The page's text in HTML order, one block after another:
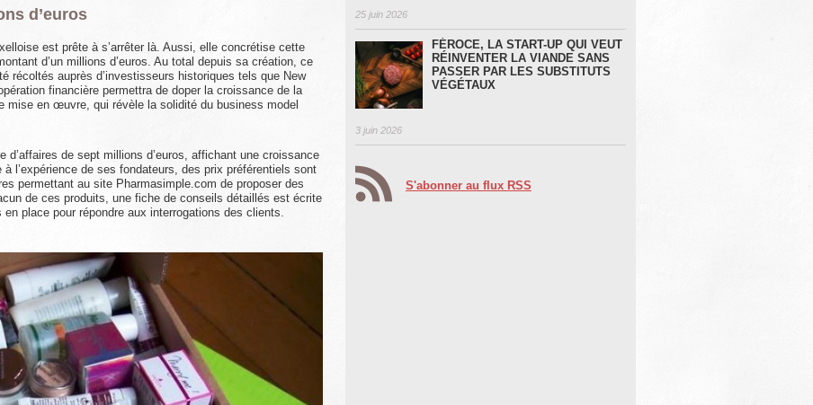
d’euros
est prête à s’arrêter là. Aussi, elle concrétise cette
d’un millions d’euros. Au total depuis sa création, ce
récoltés auprès d’investisseurs historiques tels que New
financière permettra de doper la croissance de la
mise en œuvre, qui révèle la solidité du business model
d’affaires de sept millions d’euros, affichant une croissance
à l’expérience de ses fondateurs, des prix préférentiels sont
permettant au site Pharmasimple.com de proposer des
de ces produits, une fiche de conseils détaillés est écrite
place pour répondre aux interrogations des clients.
25 juin 2026
FÉROCE, LA START-UP QUI VEUT
RÉINVENTER LA VIANDE SANS
PASSER PAR LES SUBSTITUTS
VÉGÉTAUX
3 juin 2026
S'abonner au flux RSS